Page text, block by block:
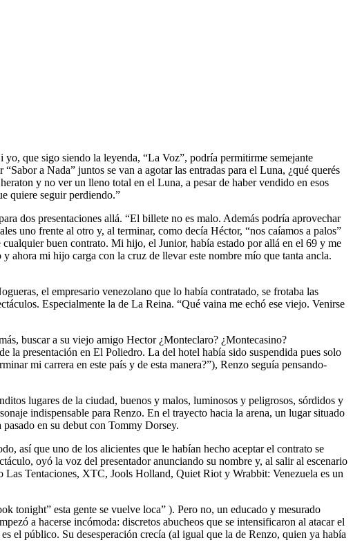
que sigo siendo la leyenda, “La Voz”, podría permitirme semejante
a Nada” juntos se van a agotar las entradas para el Luna, ¿qué querés
y no ver un lleno total en el Luna, a pesar de haber vendido en esos
quiere seguir perdiendo.”
dos presentaciones allá. “El billete no es malo. Además podría aprovechar
uno frente al otro y, al terminar, como decía Héctor, “nos caíamos a palos”
buen contrato. Mi hijo, el Junior, había estado por allá en el 69 y me
ahora mi hijo carga con la cruz de llevar este nombre mío que tanta ancla.
el empresario venezolano que lo había contratado, se frotaba las
Especialmente la de La Reina. “Qué vaina me echó ese viejo. Venirse
buscar a su viejo amigo Hector ¿Monteclaro? ¿Montecasino?
la presentación en El Poliedro. La del hotel había sido suspendida pues solo
mi carrera en este país y de esta manera?”), Renzo seguía pensando-
lugares de la ciudad, buenos y malos, luminosos y peligrosos, sórdidos y
indispensable para Renzo. En el trayecto hacia la arena, un lugar situado
en su debut con Tommy Dorsey.
así que uno de los alicientes que le habían hecho aceptar el contrato se
oyó la voz del presentador anunciando su nombre y, al salir al escenario
Tentaciones, XTC, Jools Holland, Quiet Riot y Wrabbit: Venezuela es un
tonight” esta gente se vuelve loca” ). Pero no, un educado y mesurado
a hacerse incómoda: discretos abucheos que se intensificaron al atacar el
el público. Su desesperación crecía (al igual que la de Renzo, quien ya había